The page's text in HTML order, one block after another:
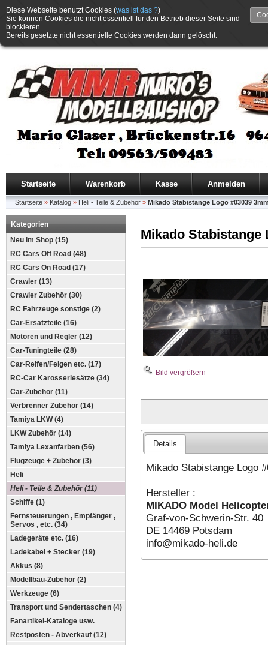
Diese Webseite benutzt Cookies (was ist das ?)
Sie können Cookies die nicht essentiell für den Betrieb dieser Seite sind
blockieren.
Bereits gesetzte nicht essentielle Cookies werden dann gelöscht.
Startseite Warenkorb Kasse Anmelden
Startseite » Katalog » Heli - Teile & Zubehör » Mikado Stabistange Logo #03039
Kategorien
Neu im Shop (15)
RC Cars Off Road (48)
RC Cars On Road (17)
Crawler (13)
Crawler Zubehör (30)
RC Fahrzeuge sonstige (2)
Car-Ersatzteile (16)
Motoren und Regler (12)
Car-Tuningteile (28)
Car-Reifen/Felgen etc. (17)
RC-Car Karosseriesätze (34)
Car-Zubehör (11)
Verbrenner Zubehör (14)
Tamiya LKW (4)
LKW Zubehör (14)
Tamiya Lexanfarben (56)
Flugzeuge + Zubehör (3)
Heli
Heli - Teile & Zubehör (11)
Schiffe (1)
Fernsteuerungen , Empfänger ,
Servos , etc. (34)
Ladegeräte etc. (16)
Ladekabel + Stecker (19)
Akkus (8)
Modellbau-Zubehör (2)
Werkzeuge (6)
Transport und Sendertaschen (4)
Fanartikel-Kataloge usw.
Restposten - Abverkauf (12)
Mikado Stabistange
Bild vergrößern
Details
Mikado Stabistange Logo
Hersteller :
MIKADO Model
Graf-von-Schwerin-Str. 40
DE 14469 Potsdam
​​​​​​​info@mikado-heli.de